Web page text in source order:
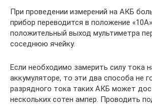
При проведении измерений на АКБ
прибор переводится в положение
положительный выход мультиметра
соседнюю ячейку.
Если необходимо замерить силу тока
аккумуляторе, то эти два способа не
разрядного тока таких АКБ может
нескольких сотен ампер. Проводить